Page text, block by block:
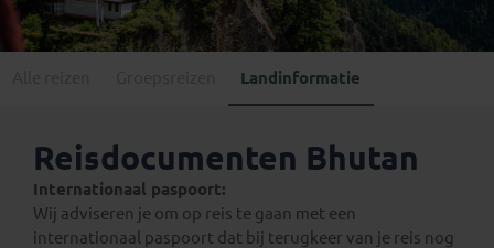
Landinformatie
Reisdocumenten Bhutan
Internationaal paspoort:
Wij adviseren je om op reis te gaan met een
internationaal paspoort dat bij terugkeer van je reis nog